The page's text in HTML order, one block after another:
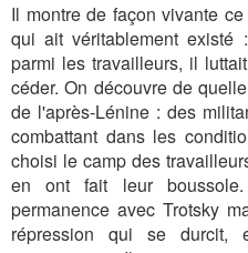
Il montre de façon vivante
qui ait véritablement existé
parmi les travailleurs, il
céder. On découvre de
de l'après-Lénine : des
combattant dans les
choisi le camp des
en ont fait leur
permanence avec Trotsky
répression qui se durcit,